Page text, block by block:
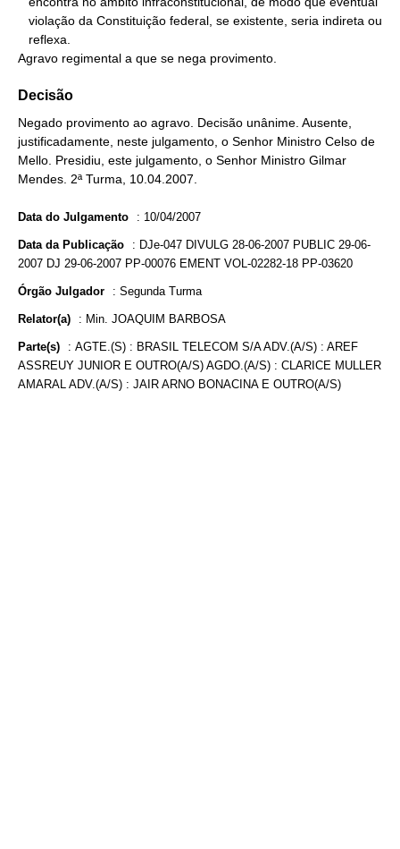
Agravo regimental a que se nega provimento.
Decisão
Negado provimento ao agravo. Decisão unânime. Ausente,
justificadamente, neste julgamento, o Senhor Ministro Celso de
Mello. Presidiu, este julgamento, o Senhor Ministro Gilmar
Mendes. 2ª Turma, 10.04.2007.
Data do Julgamento : 10/04/2007
Data da Publicação : DJe-047 DIVULG 28-06-2007 PUBLIC 29-06-
2007 DJ 29-06-2007 PP-00076 EMENT VOL-02282-18 PP-03620
Órgão Julgador : Segunda Turma
Relator(a) : Min. JOAQUIM BARBOSA
Parte(s) : AGTE.(S) : BRASIL TELECOM S/A ADV.(A/S) : AREF
ASSREUY JUNIOR E OUTRO(A/S) AGDO.(A/S) : CLARICE MULLER
AMARAL ADV.(A/S) : JAIR ARNO BONACINA E OUTRO(A/S)